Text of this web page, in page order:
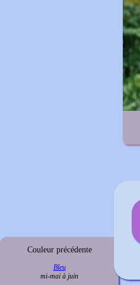
Couleur précédente
Bleu
mi-mai à juin